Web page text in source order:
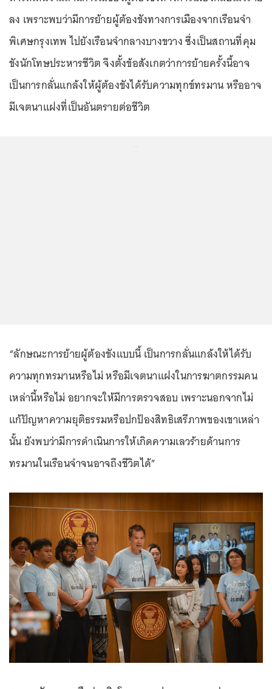
ลง เพราะพบว่ามีการย้ายผู้ต้องขังทางการเมืองจากเรือนจำ
พิเศษกรุงเทพ ไปยังเรือนจำกลางบางขวาง ซึ่งเป็นสถานที่คุม
ขังนักโทษประหารชีวิต จึงตั้งข้อสังเกตว่าการย้ายครั้งนี้อาจ
เป็นการกลั่นแกล้งให้ผู้ต้องขังได้รับความทุกข์ทรมาน หรืออาจ
มีเจตนาแฝงที่เป็นอันตรายต่อชีวิต
“ลักษณะการย้ายผู้ต้องขังแบบนี้ เป็นการกลั่นแกล้งให้ได้รับ
ความทุกทรมานหรือไม่ หรือมีเจตนาแฝงในการฆาตกรรมคน
เหล่านี้หรือไม่ อยากจะให้มีการตรวจสอบ เพราะนอกจากไม่
แก้ปัญหาความยุติธรรมหรือปกป้องสิทธิเสรีภาพของเขาเหล่า
นั้น ยังพบว่ามีการดำเนินการให้เกิดความเลวร้ายด้านการ
ทรมานในเรือนจำจนอาจถึงชีวิตได้”